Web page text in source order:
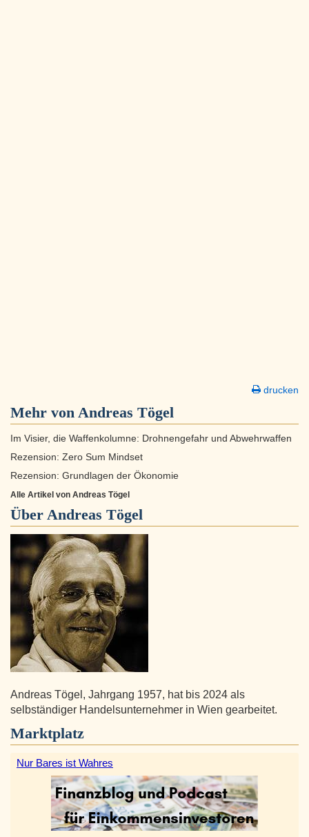
drucken
Mehr von Andreas Tögel
Im Visier, die Waffenkolumne: Drohnengefahr und Abwehrwaffen
Rezension: Zero Sum Mindset
Rezension: Grundlagen der Ökonomie
Alle Artikel von Andreas Tögel
Über Andreas Tögel
Andreas Tögel, Jahrgang 1957, hat bis 2024 als
selbständiger Handelsunternehmer in Wien gearbeitet.
Marktplatz
Nur Bares ist Wahres